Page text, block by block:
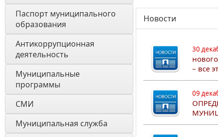
Паспорт муниципального
образования
Антикоррупционная
деятельность
Муниципальные
программы
СМИ
Муниципальная служба
Новости
30
– все
09